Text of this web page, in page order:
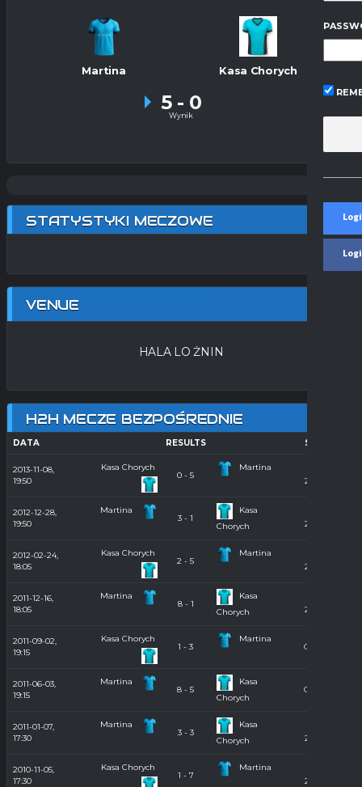
Martina Kasa Chorych
5 - 0
Wynik
STATYSTYKI MECZOWE
VENUE
HALA LO ŻNIN
H2H MECZE BEZPOŚREDNIE
DATA RESULTS SEASON
2013-11-08,
19:50
Kasa Chorych
0 - 5
Martina
2013/2014
2012-12-28,
19:50
Martina
3 - 1
Kasa
Chorych
2012/2013
2012-02-24,
18:05
Kasa Chorych
2 - 5
Martina
2011/2012
2011-12-16,
18:05
Martina
8 - 1
Kasa
Chorych
2011/2012
2011-09-02,
19:15
Kasa Chorych
1 - 3
Martina
Orlik 2011
2011-06-03,
19:15
Martina
8 - 5
Kasa
Chorych
Orlik 2011
2011-01-07,
17:30
Martina
3 - 3
Kasa
Chorych
2010/2011
2010-11-05,
17:30
Kasa Chorych
1 - 7
Martina
2010/2011